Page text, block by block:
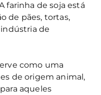
farinha de soja está
de pães, tortas,
de
como uma
de origem animal,
aqueles